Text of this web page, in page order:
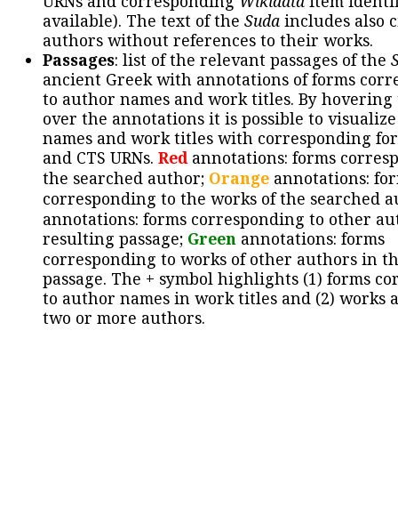
available). The text of the Suda includes also
authors without references to their works.
Passages: list of the relevant passages of the
ancient Greek with annotations of forms
to author names and work titles. By hovering
over the annotations it is possible to
names and work titles with corresponding
and CTS URNs. Redannotations: forms
the searched author; Orange annotations:
corresponding to the works of the searched
annotations: forms corresponding to other
resulting passage; Green annotations: forms
corresponding to works of other authors in
passage. The + symbol highlights (1) forms
to author names in work titles and (2) works
two or more authors.